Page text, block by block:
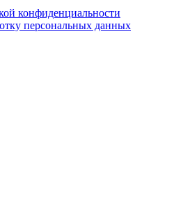
конфиденциальности
персональных данных